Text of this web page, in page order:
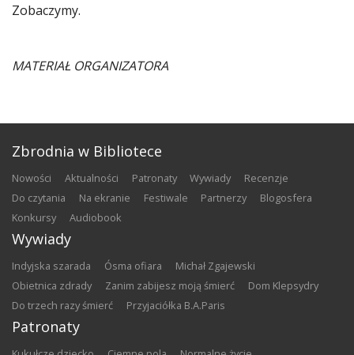
Zobaczymy.
MATERIAŁ ORGANIZATORA
Zbrodnia w Bibliotece
nowości aktualności patronaty wywiady
recenzje
do czytania
na ekranie festiwale partnerzy
blogosfera
konkursy
audiobook
Wywiady
Indyjska szarada Ósma ofiara
Michał Zgajewski
Obietnica zdrady
Zanim zabijesz moją śmierć
Dom Klepsydry
Do trzech razy śmierć
Przyjaciółka B.A.Paris
Patronaty